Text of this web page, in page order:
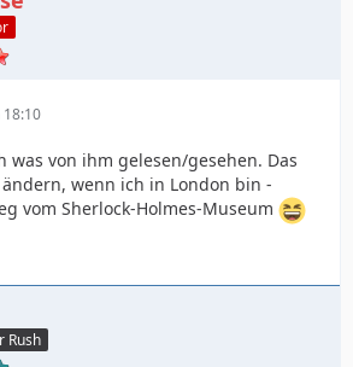
was von ihm gelesen/gesehen. Das
wenn ich in London bin -
vom Sherlock-Holmes-Museum
Rush